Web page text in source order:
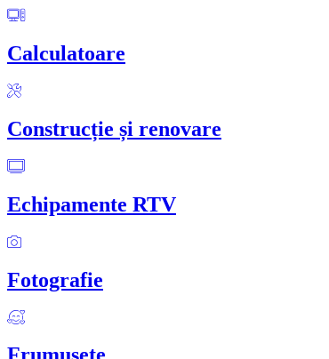
Calculatoare
Construcție și renovare
Echipamente RTV
Fotografie